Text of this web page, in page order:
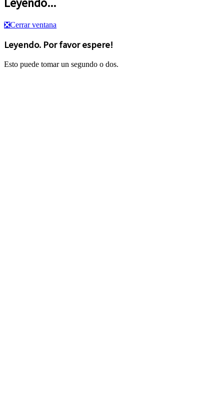
❎Cerrar ventana
Leyendo. Por favor espere!
Esto puede tomar un segundo o dos.